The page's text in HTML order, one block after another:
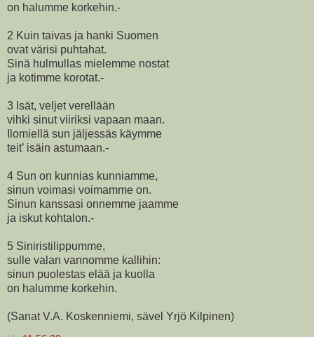
on halumme korkehin.-
2 Kuin taivas ja hanki Suomen
ovat värisi puhtahat.
Sinä hulmullas mielemme nostat
ja kotimme korotat.-
3 Isät, veljet verellään
vihki sinut viiriksi vapaan maan.
Ilomiellä sun jäljessäs käymme
teit’ isäin astumaan.-
4 Sun on kunnias kunniamme,
sinun voimasi voimamme on.
Sinun kanssasi onnemme jaamme
ja iskut kohtalon.-
5 Siniristilippumme,
sulle valan vannomme kallihin:
sinun puolestas elää ja kuolla
on halumme korkehin.
(Sanat V.A. Koskenniemi, sävel Yrjö Kilpinen)